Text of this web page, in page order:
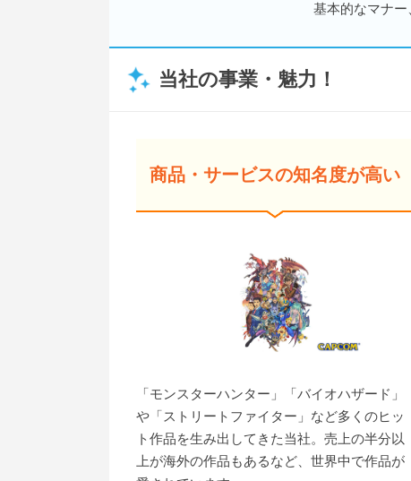
基本的なマナー
当社の事業・魅力！
商品・サービスの知名度が高い
「モンスターハンター」「バイオハザード」
や「ストリートファイター」など多くのヒッ
ト作品を生み出してきた当社。売上の半分以
上が海外の作品もあるなど、世界中で作品が